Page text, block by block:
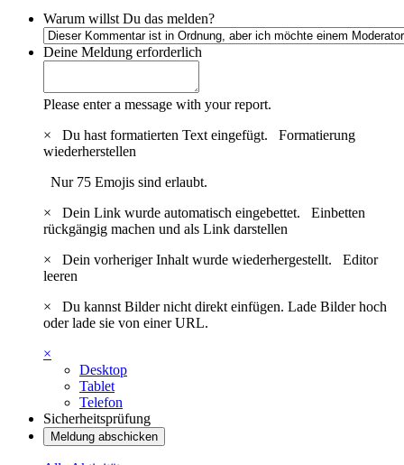
Warum willst Du das melden?
Deine Meldung erforderlich
Please enter a message with your report.
×
Du hast formatierten Text eingefügt. Formatierung
wiederherstellen
Nur 75 Emojis sind erlaubt.
×
Dein Link wurde automatisch eingebettet. Einbetten
rückgängig machen und als Link darstellen
×
Dein vorheriger Inhalt wurde wiederhergestellt. Editor
leeren
×
Du kannst Bilder nicht direkt einfügen. Lade Bilder hoch
oder lade sie von einer URL.
×
Desktop
Tablet
Telefon
Sicherheitsprüfung
Meldung abschicken